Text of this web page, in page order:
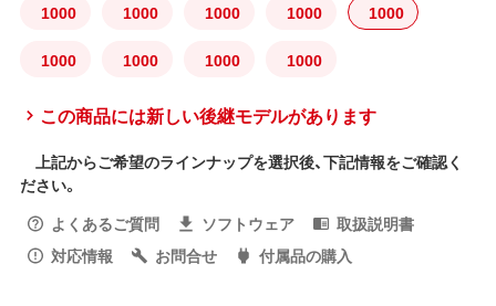
1000 1000 1000 1000 1000
1000 1000 1000 1000
この商品には新しい後継モデルがあります
上記からご希望のラインナップを選択後、下記情報をご確認く
ださい。
よくあるご質問
ソフトウェア
取扱説明書
対応情報
お問合せ 付属品の購入